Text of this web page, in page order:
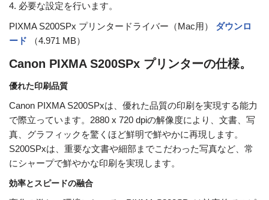
4. 必要な設定を行います。
PIXMA S200SPx プリンタードライバー（Mac用） ダウンロ
ード
（4.971 MB）
Canon PIXMA S200SPx プリンターの仕様。
優れた印刷品質
Canon PIXMA S200SPxは、優れた品質の印刷を実現する能力
で際立っています。2880 x 720 dpiの解像度により、文書、写
真、グラフィックを驚くほど鮮明で鮮やかに再現します。
S200SPxは、重要な文書や細部までこだわった写真など、常
にシャープで鮮やかな印刷を実現します。
効率とスピードの融合